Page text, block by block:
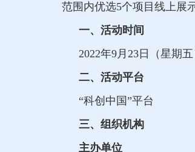
范围内优选5个项目线上展
一、活动时间
2022年9月23日（星期
二、活动平台
“科创中国”平台
三、组织机构
主办单位